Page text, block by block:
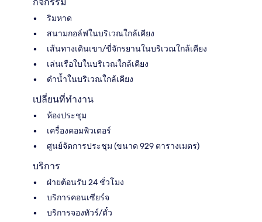
ริมหาด
สนามกอล์ฟในบริเวณใกล้เคียง
เส้นทางเดินเขา/ขี่จักรยานในบริเวณใกล้เคียง
เล่นเรือใบในบริเวณใกล้เคียง
ดำน้ำในบริเวณใกล้เคียง
เปลี่ยนที่ทำงาน
ห้องประชุม
เครื่องคอมพิวเตอร์
ศูนย์จัดการประชุม (ขนาด 929 ตารางเมตร)
บริการ
ฝ่ายต้อนรับ 24 ชั่วโมง
บริการคอนเซียร์จ
บริการจองทัวร์/ตั๋ว